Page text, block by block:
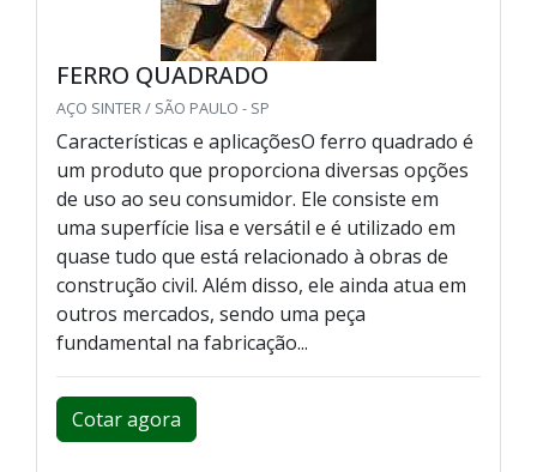
FERRO QUADRADO
AÇO SINTER / SÃO PAULO - SP
Características e aplicaçõesO ferro quadrado é
um produto que proporciona diversas opções
de uso ao seu consumidor. Ele consiste em
uma superfície lisa e versátil e é utilizado em
quase tudo que está relacionado à obras de
construção civil. Além disso, ele ainda atua em
outros mercados, sendo uma peça
fundamental na fabricação...
Cotar agora